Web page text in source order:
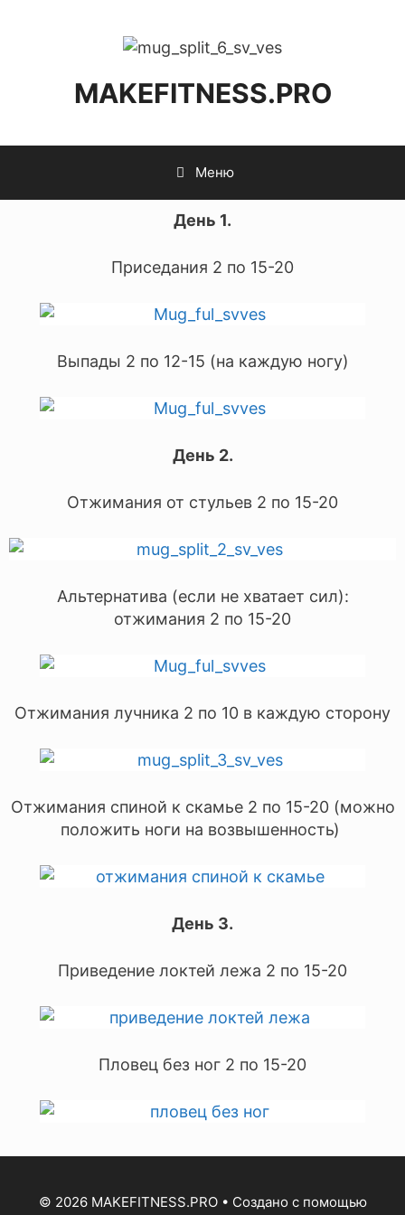
MAKEFITNESS.PRO
Меню
День 1.
Приседания 2 по 15-20
Выпады 2 по 12-15 (на каждую ногу)
День 2.
Отжимания от стульев 2 по 15-20
Альтернатива (если не хватает сил):
отжимания 2 по 15-20
Отжимания лучника 2 по 10 в каждую сторону
Отжимания спиной к скамье 2 по 15-20 (можно
положить ноги на возвышенность)
День 3.
Приведение локтей лежа 2 по 15-20
Пловец без ног 2 по 15-20
© 2026 MAKEFITNESS.PRO• Создано с помощью